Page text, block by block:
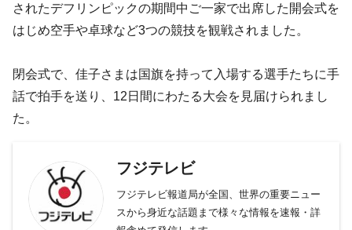
されたデフリンピックの期間中ご一家で出席した開会式を
はじめ空手や卓球など3つの競技を観戦されました。
閉会式で、佳子さまは国旗を持って入場する選手たちに手
話で拍手を送り、12日間にわたる大会を見届けられまし
た。
フジテレビ
フジテレビ報道局が全国、世界の重要ニュー
スから身近な話題まで様々な情報を速報・詳